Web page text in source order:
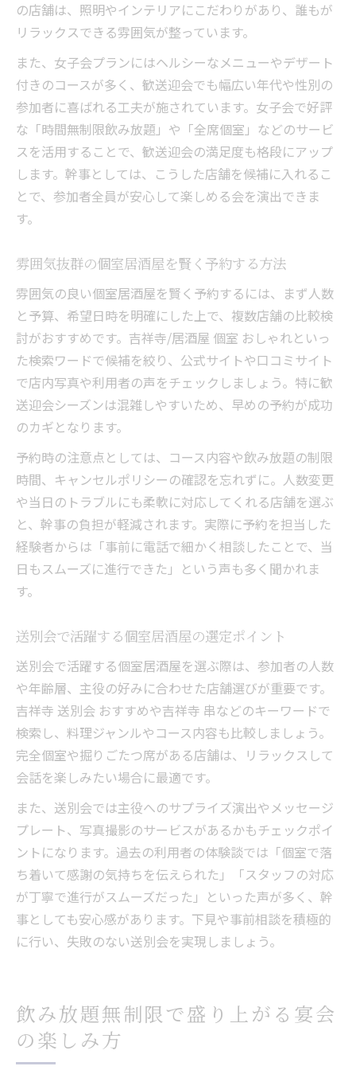
の店舗は、照明やインテリアにこだわりがあり、誰もが
リラックスできる雰囲気が整っています。
また、女子会プランにはヘルシーなメニューやデザート
付きのコースが多く、歓送迎会でも幅広い年代や性別の
参加者に喜ばれる工夫が施されています。女子会で好評
な「時間無制限飲み放題」や「全席個室」などのサービ
スを活用することで、歓送迎会の満足度も格段にアップ
します。幹事としては、こうした店舗を候補に入れるこ
とで、参加者全員が安心して楽しめる会を演出できま
す。
雰囲気抜群の個室居酒屋を賢く予約する方法
雰囲気の良い個室居酒屋を賢く予約するには、まず人数
と予算、希望日時を明確にした上で、複数店舗の比較検
討がおすすめです。吉祥寺/居酒屋 個室 おしゃれといっ
た検索ワードで候補を絞り、公式サイトや口コミサイト
で店内写真や利用者の声をチェックしましょう。特に歓
送迎会シーズンは混雑しやすいため、早めの予約が成功
のカギとなります。
予約時の注意点としては、コース内容や飲み放題の制限
時間、キャンセルポリシーの確認を忘れずに。人数変更
や当日のトラブルにも柔軟に対応してくれる店舗を選ぶ
と、幹事の負担が軽減されます。実際に予約を担当した
経験者からは「事前に電話で細かく相談したことで、当
日もスムーズに進行できた」という声も多く聞かれま
す。
送別会で活躍する個室居酒屋の選定ポイント
送別会で活躍する個室居酒屋を選ぶ際は、参加者の人数
や年齢層、主役の好みに合わせた店舗選びが重要です。
吉祥寺 送別会 おすすめや吉祥寺 串などのキーワードで
検索し、料理ジャンルやコース内容も比較しましょう。
完全個室や掘りごたつ席がある店舗は、リラックスして
会話を楽しみたい場合に最適です。
また、送別会では主役へのサプライズ演出やメッセージ
プレート、写真撮影のサービスがあるかもチェックポイ
ントになります。過去の利用者の体験談では「個室で落
ち着いて感謝の気持ちを伝えられた」「スタッフの対応
が丁寧で進行がスムーズだった」といった声が多く、幹
事としても安心感があります。下見や事前相談を積極的
に行い、失敗のない送別会を実現しましょう。
飲み放題無制限で盛り上がる宴会
の楽しみ方